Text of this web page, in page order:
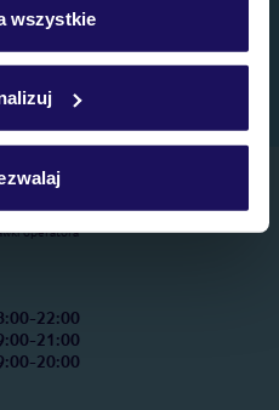
cookie znajdziesz
wszystkie
operatora
22:00
21:00
20:00